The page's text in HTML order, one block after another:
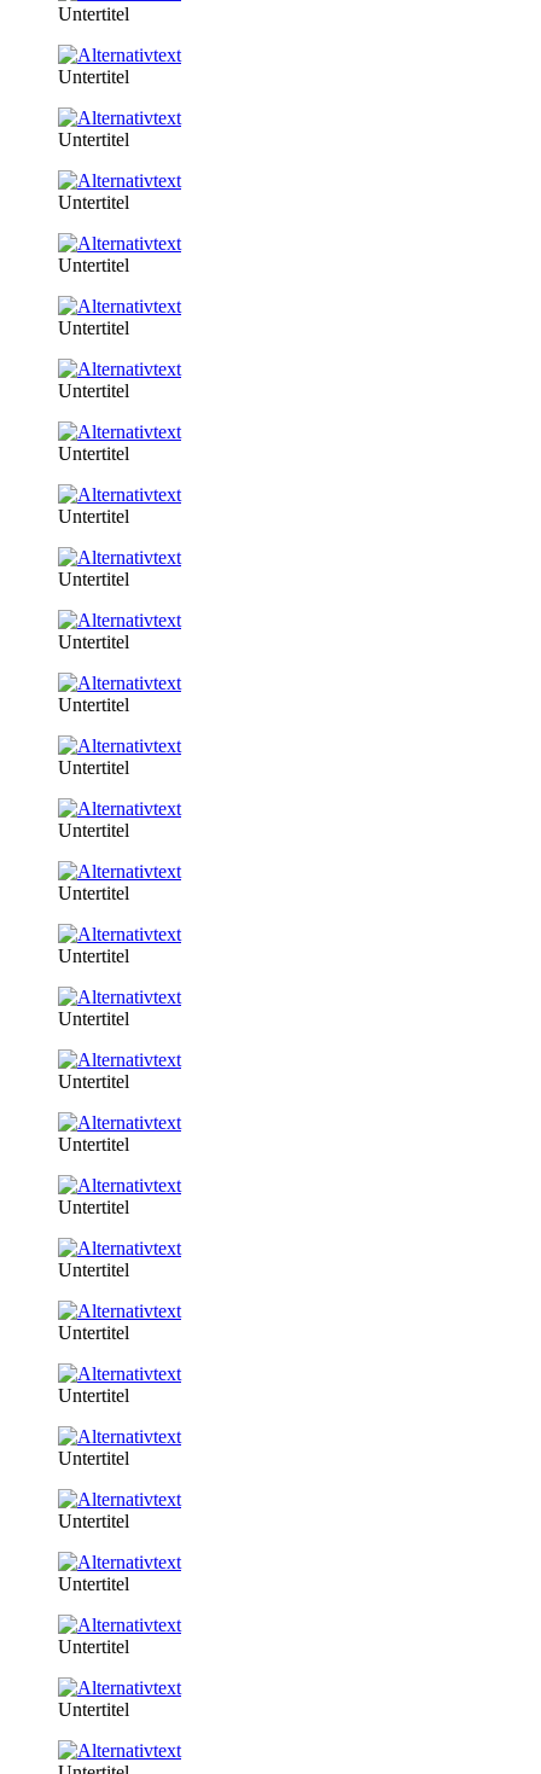
Untertitel
Untertitel
Untertitel
Untertitel
Untertitel
Untertitel
Untertitel
Untertitel
Untertitel
Untertitel
Untertitel
Untertitel
Untertitel
Untertitel
Untertitel
Untertitel
Untertitel
Untertitel
Untertitel
Untertitel
Untertitel
Untertitel
Untertitel
Untertitel
Untertitel
Untertitel
Untertitel
Untertitel